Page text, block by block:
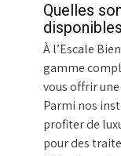
Quelles
À l’Escale
gamme
vous offrir
Parmi nos
profiter de
pour des